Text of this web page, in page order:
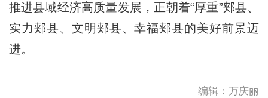
推进县域经济高质量发展，正朝着“厚重”郏县、
实力郏县、文明郏县、幸福郏县的美好前景迈
进。
编辑：万庆丽